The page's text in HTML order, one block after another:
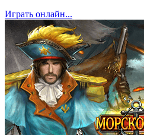
Играть онлайн...